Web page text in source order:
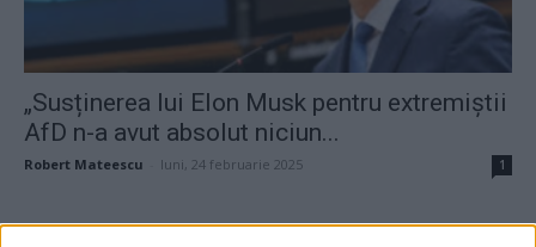
„Susținerea lui Elon Musk pentru extremiștii
AfD n-a avut absolut niciun...
Robert Mateescu luni, 24 februarie 2025 1